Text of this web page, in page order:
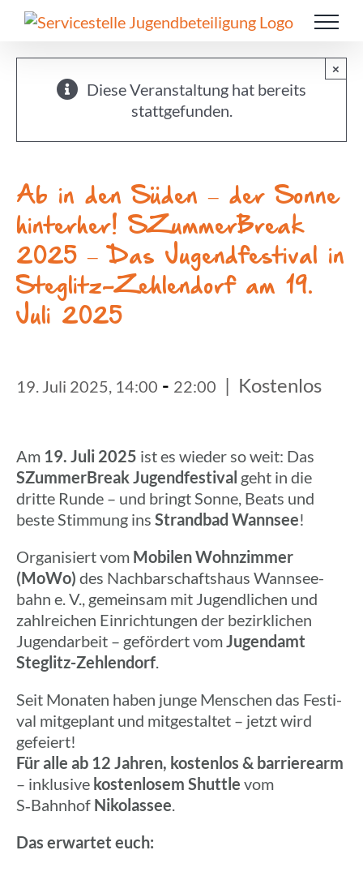
Zum
Inhalt
×
Diese Veranstaltung hat bereits
stattgefunden.
Ab in den Süden – der Sonne
hinter­her! SZum­mer­B­reak
2025 – Das Jugend­fes­ti­val in
Steglitz-Zehlen­dorf am 19.
Juli 2025
19. Juli 2025, 14:00 - 22:00 | Kostenlos
Am 19. Juli 2025 ist es wieder so weit: Das
SZum­mer­B­reak Jugend­fes­ti­val geht in die
dritte Runde – und bringt Sonne, Beats und
beste Stim­mung ins Strand­bad Wannsee!
Orga­ni­siert vom Mobilen Wohn­zim­mer
(MoWo) des Nach­bar­schafts­haus Wann­see­
bahn e. V., gemein­sam mit Jugend­li­chen und
zahl­rei­chen Einrich­tun­gen der bezirk­li­chen
Jugend­ar­beit – geför­dert vom Jugend­amt
Steglitz-Zehlen­dorf
Seit Monaten haben junge Menschen das Festi­
val mitge­plant und mitge­stal­tet – jetzt wird
gefei­ert!
Für alle ab 12 Jahren, kosten­los & barrie­re­arm
– inklu­sive kosten­lo­sem Shuttle vom
S‑Bahnhof Niko­las­see
Das erwar­tet euch: